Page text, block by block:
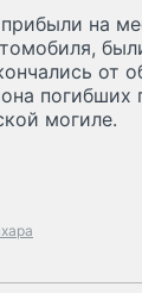
на
от
погибших
могиле.